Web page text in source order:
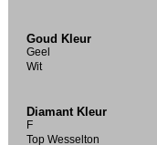
Goud Kleur
Geel
Wit
Diamant Kleur
F
Top Wesselton